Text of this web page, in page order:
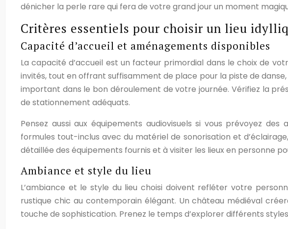
dénicher la perle rare qui fera de votre grand jour un moment
Critères essentiels pour choisir un lieu
Capacité d’accueil et aménagements disponibles
La capacité d’accueil est un facteur primordial dans le choix de
invités, tout en offrant suffisamment de place pour la piste de
important dans le bon déroulement de votre journée. Vérifiez la
de stationnement adéquats.
Pensez aussi aux équipements audiovisuels si vous prévoyez
formules tout-inclus avec du matériel de sonorisation et
détaillée des équipements fournis et à visiter les lieux en personne
Ambiance et style du lieu
L’ambiance et le style du lieu choisi doivent refléter votre
rustique chic au contemporain élégant. Un château médiéval
touche de sophistication. Prenez le temps d’explorer différents